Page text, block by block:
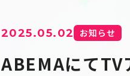
2025.05.02 お知らせ
ABEMAにて